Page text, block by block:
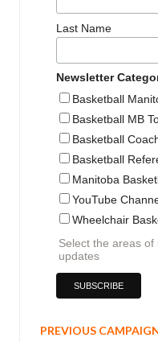
Last Name
Newsletter
Basketball
Basketball MB
Basketball
Basketball
Manitoba
YouTube
Wheelchair
Select the areas
updates
PREVIOUS